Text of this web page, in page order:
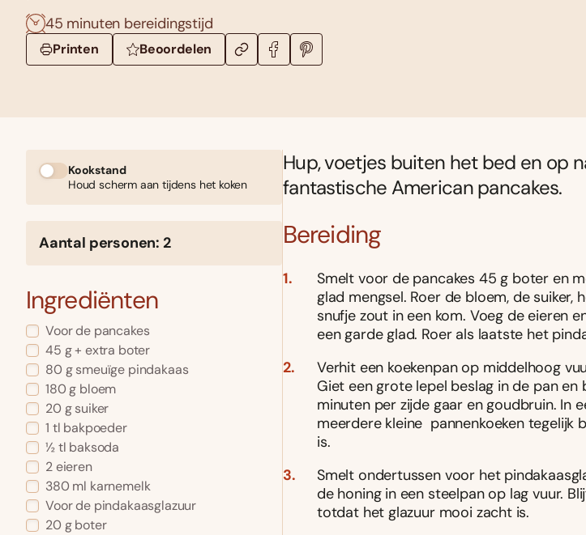
45 minuten bereidingstijd
Printen Beoordelen
Kookstand
Houd scherm aan tijdens het koken
Aantal personen: 2
Ingrediënten
Voor de pancakes
45 g + extra boter
80 g smeuïge pindakaas
180 g bloem
20 g suiker
1 tl bakpoeder
½ tl baksoda
2 eieren
380 ml karnemelk
Voor de pindakaasglazuur
20 g boter
Hup, voetjes buiten het bed en op
fantastische American pancakes.
Bereiding
Smelt voor de pancakes 45 g boter en
glad mengsel. Roer de bloem, de suiker,
snufje zout in een kom. Voeg de eieren
een garde glad. Roer als laatste het
Verhit een koekenpan op middelhoog
Giet een grote lepel beslag in de pan en
minuten per zijde gaar en goudbruin. In
meerdere kleine pannenkoeken tegelijk
is.
Smelt ondertussen voor het
de honing in een steelpan op lag vuur.
totdat het glazuur mooi zacht is.